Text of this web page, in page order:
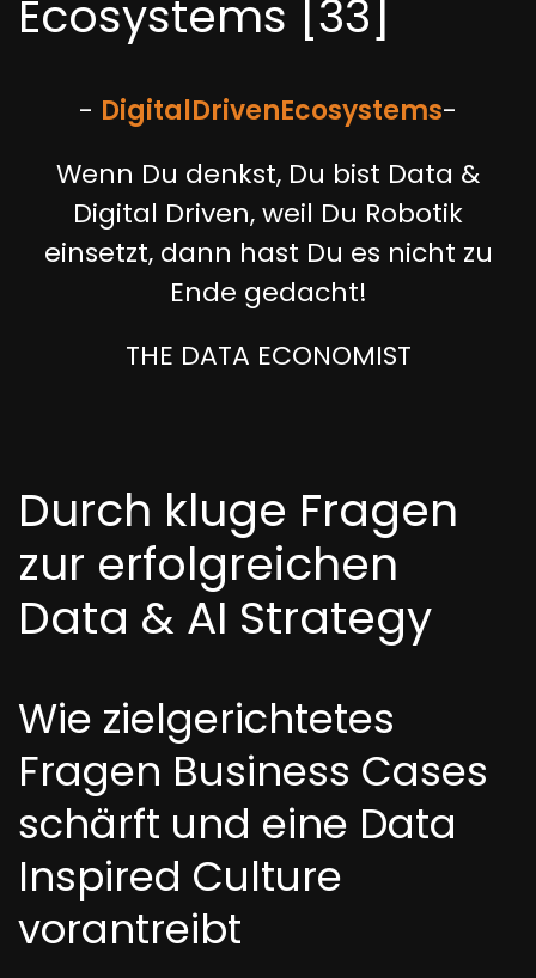
Ecosystems [33]
- DigitalDrivenEcosystems-
Wenn Du denkst, Du bist Data &
Digital Driven, weil Du Robotik
einsetzt, dann hast Du es nicht zu
Ende gedacht!
THE DATA ECONOMIST
Durch kluge Fragen
zur erfolgreichen
Data & AI Strategy
Wie zielgerichtetes
Fragen Business Cases
schärft und eine Data
Inspired Culture
vorantreibt